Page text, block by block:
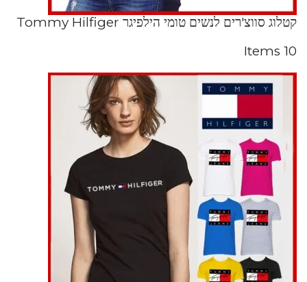
קטלוג סווצ'רים לנשים טומי הילפיגר Tommy Hilfiger
10 Items